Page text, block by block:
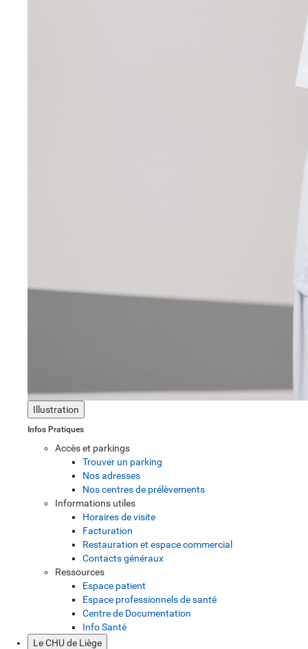
Illustration
Infos Pratiques
Accès et parkings
Trouver un parking
Nos adresses
Nos centres de prélèvements
Informations utiles
Horaires de visite
Facturation
Restauration et espace commercial
Contacts généraux
Ressources
Espace patient
Espace professionnels de santé
Centre de Documentation
Info Santé
Le CHU de Liège